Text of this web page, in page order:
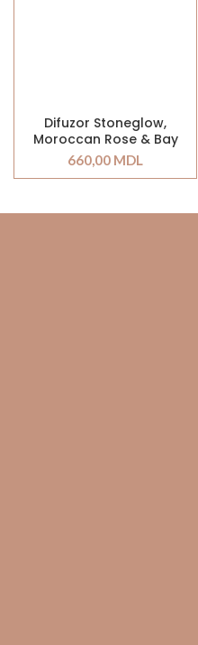
Difuzor Stoneglow,
Moroccan Rose & Bay
660,00 MDL